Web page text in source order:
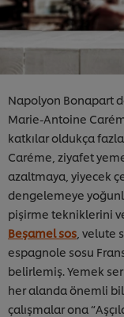
Napolyon Bonapart
Marie-Antoine
katkılar oldukça
Caréme, ziyafet
azaltmaya, yiyecek
dengelemeye
pişirme tekniklerini
Beşamel sos , velute
espagnole sosu
belirlemiş. Yemek
her alanda önemli
çalışmalar ona